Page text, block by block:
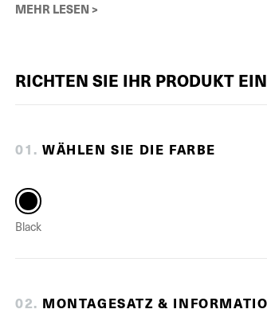
MEHR LESEN >
RICHTEN SIE IHR PRODUKT EIN
01 . WÄHLEN SIE DIE FARBE
Black
02. MONTAGESATZ &